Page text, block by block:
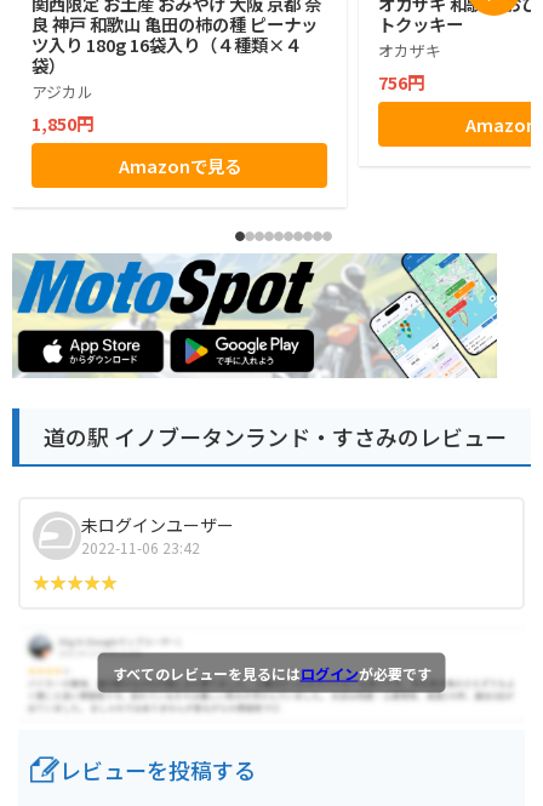
良 神戸 和歌山 亀田の柿の種 ピーナッ
ツ入り 180g 16袋入り（４種類×４
袋）
アジカル
1,850円
Amazonで見る
トクッキー
オカザキ
756円
Amazon
道の駅 イノブータンランド・すさみのレビュー
未ログインユーザー
2022-11-06 23:42
すべてのレビューを見るにはログインが必要です
レビューを投稿する